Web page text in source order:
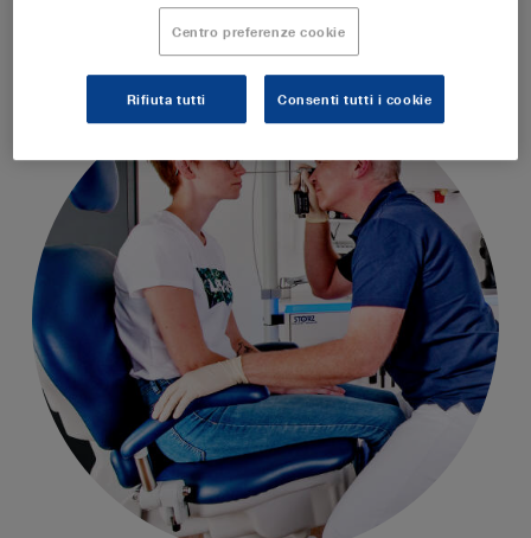
Centro preferenze cookie
Rifiuta tutti Consenti tutti i cookie